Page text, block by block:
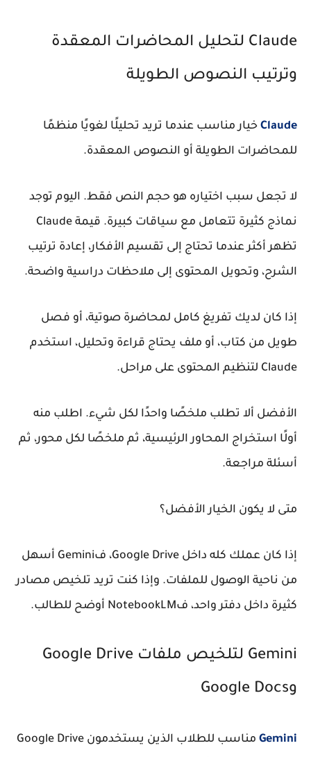
Claude لتحليل المحاضرات المعقدة
وترتيب النصوص الطويلة
Claude خيار مناسب عندما تريد تحليلًا لغويًا منظمًا
للمحاضرات الطويلة أو النصوص المعقدة.
لا تجعل سبب اختياره هو حجم النص فقط. اليوم توجد
نماذج كثيرة تتعامل مع سياقات كبيرة. قيمة Claude
تظهر أكثر عندما تحتاج إلى تقسيم الأفكار، إعادة ترتيب
الشرح، وتحويل المحتوى إلى ملاحظات دراسية واضحة.
إذا كان لديك تفريغ كامل لمحاضرة صوتية، أو فصل
طويل من كتاب، أو ملف يحتاج قراءة وتحليل، استخدم
Claude لتنظيم المحتوى على مراحل.
الأفضل ألا تطلب ملخصًا واحدًا لكل شيء. اطلب منه
أولًا استخراج المحاور الرئيسية، ثم ملخصًا لكل محور، ثم
أسئلة مراجعة.
متى لا يكون الخيار الأفضل؟
إذا كان عملك كله داخل Google Drive، فGemini أسهل
من ناحية الوصول للملفات. وإذا كنت تريد تلخيص مصادر
كثيرة داخل دفتر واحد، فNotebookLM أوضح للطالب.
Gemini لتلخيص ملفات Google Drive
وGoogle Docs
Gemini
مناسب للطلاب الذين يستخدمون Google Drive